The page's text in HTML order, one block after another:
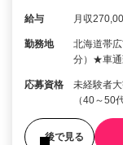
給与 月収
勤務地
北海道帯
分）★車通
応募資格
未経験者
（40～
後で見る